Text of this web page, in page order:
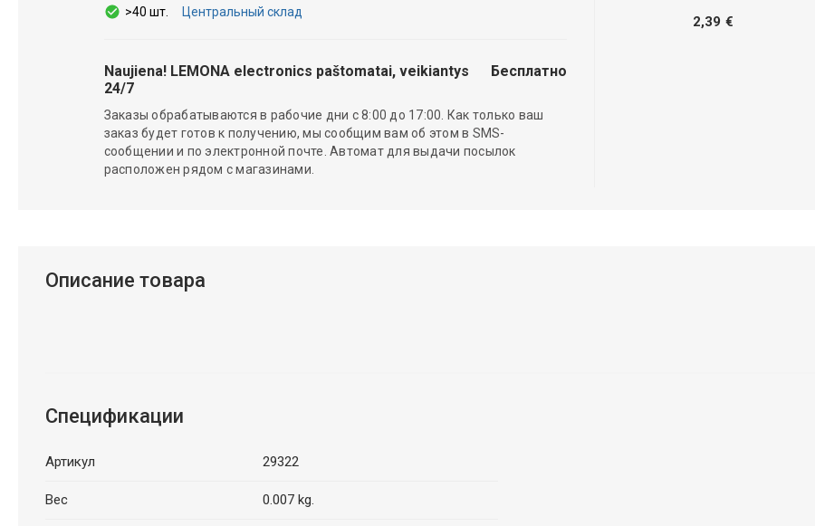
>40 шт.
Центральный склад
Naujiena! LEMONA electronics paštomatai, veikiantys
24/7
Бесплатно
Заказы обрабатываются в рабочие дни с 8:00 до 17:00. Как только ваш
заказ будет готов к получению, мы сообщим вам об этом в SMS-
сообщении и по электронной почте. Автомат для выдачи посылок
расположен рядом с магазинами.
2,39 €
Описание товара
Спецификации
Артикул 29322
Вес 0.007 kg.